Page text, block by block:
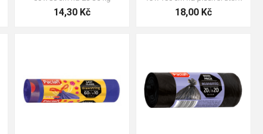
14,30 Kč 18,00 Kč